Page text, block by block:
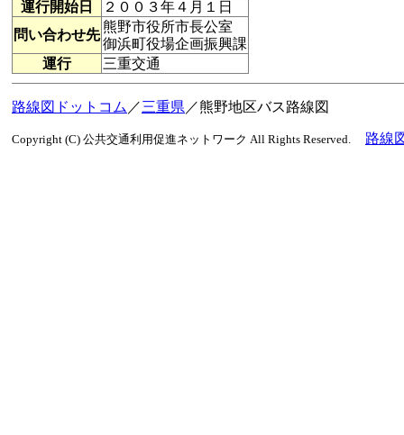
運行開始日
２００３年４月１日
問い合わせ先
熊野市役所市長公室
御浜町役場企画振興課
運行
三重交通
路線図ドットコム ／三重県 ／熊野地区バス路線図
Copyright (C) 公共交通利用促進ネットワーク All Rights Reserved. 路線